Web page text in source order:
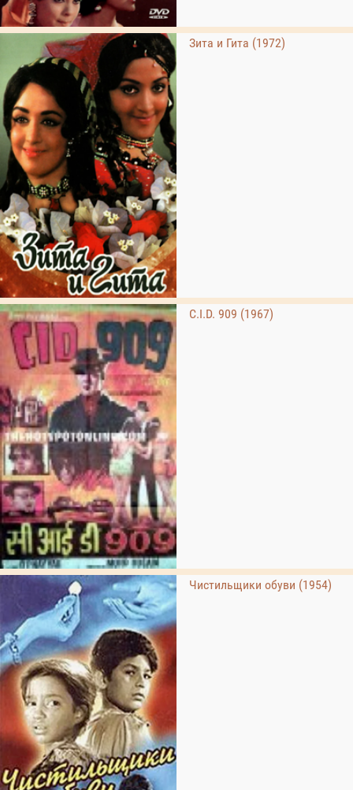
Зита и Гита (1972)
C.I.D. 909 (1967)
Чистильщики обуви (1954)